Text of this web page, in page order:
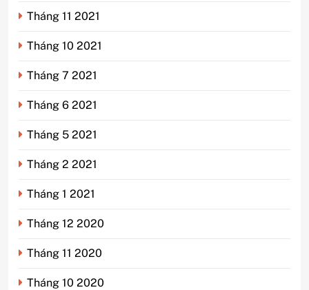
Tháng 11 2021
Tháng 10 2021
Tháng 7 2021
Tháng 6 2021
Tháng 5 2021
Tháng 2 2021
Tháng 1 2021
Tháng 12 2020
Tháng 11 2020
Tháng 10 2020